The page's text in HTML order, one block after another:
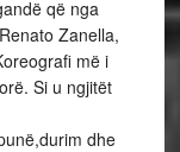
që nga
Zanella,
më i
Si u ngjitët
dhe